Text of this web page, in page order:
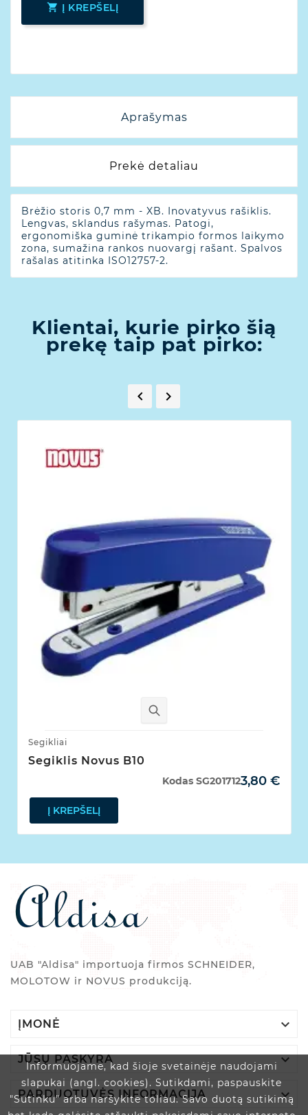
Informuojame, kad šioje svetainėje naudojami
slapukai (angl. cookies). Sutikdami, paspauskite
"Sutinku" arba naršykite toliau. Savo duotą sutikimą
 Į KREPŠELĮ
Aprašymas
Prekė detaliau
Brėžio storis 0,7 mm - XB. Inovatyvus rašiklis.
Lengvas, sklandus rašymas. Patogi,
ergonomiška guminė trikampio formos laikymo
zona, sumažina rankos nuovargį rašant. Spalvos
rašalas atitinka ISO12757-2.
Klientai, kurie pirko šią
prekę taip pat pirko:
 
Segikliai
Segiklis Novus B10
3,80 €
Kodas SG201712
Į KREPŠELĮ
UAB "Aldisa" importuoja firmos SCHNEIDER,
MOLOTOW ir NOVUS produkciją.
ĮMONĖ 
JŪSŲ PASKYRA 
PARDUOTUVĖS INFORMACIJA 